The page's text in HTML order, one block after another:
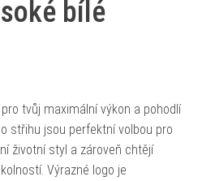
bílé
tvůj maximální výkon a pohodlí
střihu jsou perfektní volbou pro
životní styl a zároveň chtějí
Výrazné logo je